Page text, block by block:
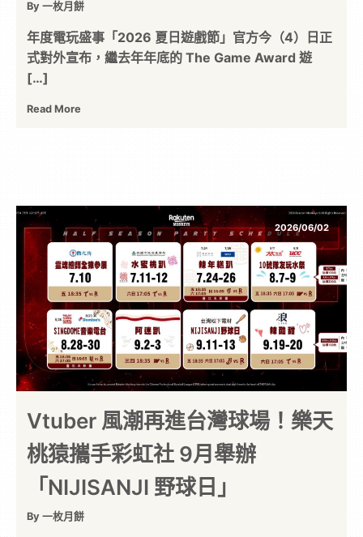
By 一枚月餅
年度電玩盛事「2026 夏日遊戲節」官方今（4）日正
式對外宣布，繼去年年底的 The Game Award 遊
[…]
Read More
2026/06/02
Vtuber 風潮再進台灣球場！樂天
桃猿攜手彩虹社 9月舉辦
「NIJISANJI 野球日」
By 一枚月餅